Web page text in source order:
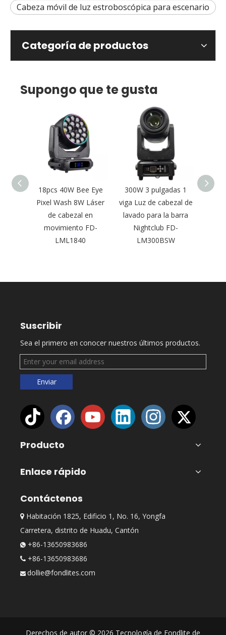
Cabeza móvil de luz estroboscópica para escenario
Categoría de productos
Supongo que te gusta
18pcs 40W Bee Eye
Pixel Wash 8W Láser
de cabezal en
movimiento FD-
LML1840
300W 3 pulgadas 1
viga Luz de cabezal de
lavado para la barra
Nightclub FD-
LM300BSW
Suscribir
Sea el primero en conocer nuestros últimos productos.
Enviar
Producto
Enlace rápido
Contáctenos
 Habitación 1825, Edificio 1, No. 16, Yongfa
Carretera, distrito de Huadu, Cantón
 +86-13650983686
 +86-13650983686
 dollie@fondlites.com
Derechos de autor © 2026 Tecnología de Fondlite de